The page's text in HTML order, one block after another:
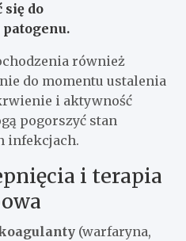
się do
również
do momentu ustalenia
i aktywność
pogorszyć stan
infekcjach.
i terapia
(warfaryna,